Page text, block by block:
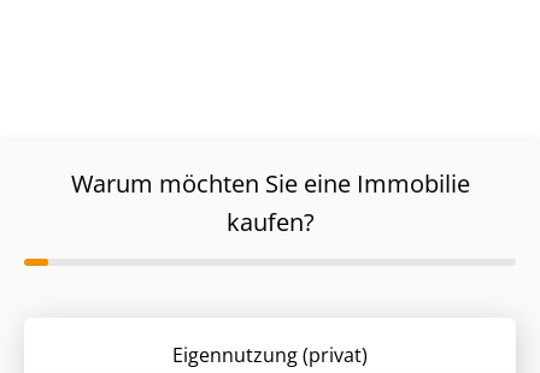
Warum möchten Sie eine Immobilie
kaufen?
Eigennutzung (privat)